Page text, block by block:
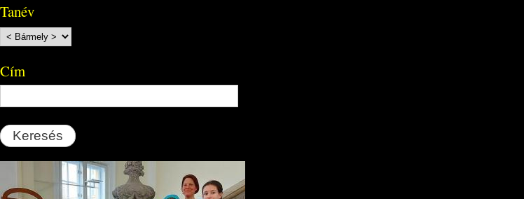
Tanév
Cím